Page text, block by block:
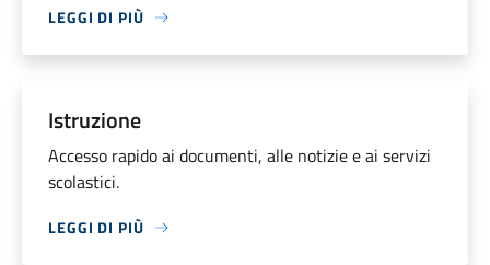
LEGGI DI PIÙ
Istruzione
Accesso rapido ai documenti, alle notizie e ai servizi
scolastici.
LEGGI DI PIÙ